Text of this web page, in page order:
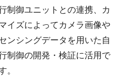
制御ユニットとの連携、カ
イズによってカメラ画像や
ンシングデータを用いた自
制御の開発・検証に活用で
。